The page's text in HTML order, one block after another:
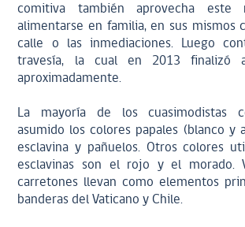
comitiva también aprovecha este
alimentarse en familia, en sus mismos
calle o las inmediaciones. Luego
travesía, la cual en 2013 finalizó
aproximadamente.
La mayoría de los cuasimodistas
asumido los colores papales (blanco y
esclavina y pañuelos. Otros colores
esclavinas son el rojo y el morado.
carretones llevan como elementos
banderas del Vaticano y Chile.